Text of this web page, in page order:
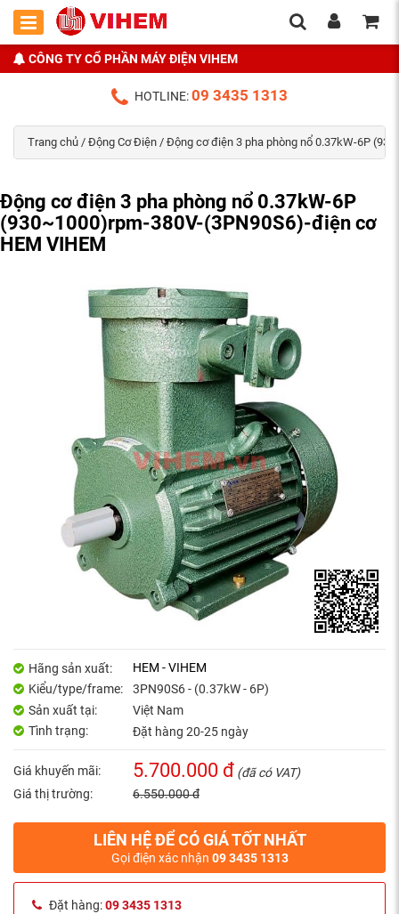
CÔNG TY CỔ PHẦN MÁY ĐIỆN VIHEM
HOTLINE:09 3435 1313
Trang chủ / Động Cơ Điện / Động cơ điện 3 pha phòng nổ 0.37kW-6P
Động cơ điện 3 pha phòng nổ 0.37kW-6P
(930~1000)rpm-380V-(3PN90S6)-điện cơ
HEM VIHEM
Hãng sản xuất:
HEM - VIHEM
Kiểu/type/frame:
3PN90S6 - (0.37kW - 6P)
Sản xuất tại:
Việt Nam
Tình trạng:
Đặt hàng 20-25 ngày
Giá khuyến mãi: 5.700.000 đ (đã có VAT)
Giá thị trường:
6.550.000 đ
LIÊN HỆ ĐỂ CÓ GIÁ TỐT NHẤT
Gọi điện xác nhận 09 3435 1313
Đặt hàng:09 3435 1313